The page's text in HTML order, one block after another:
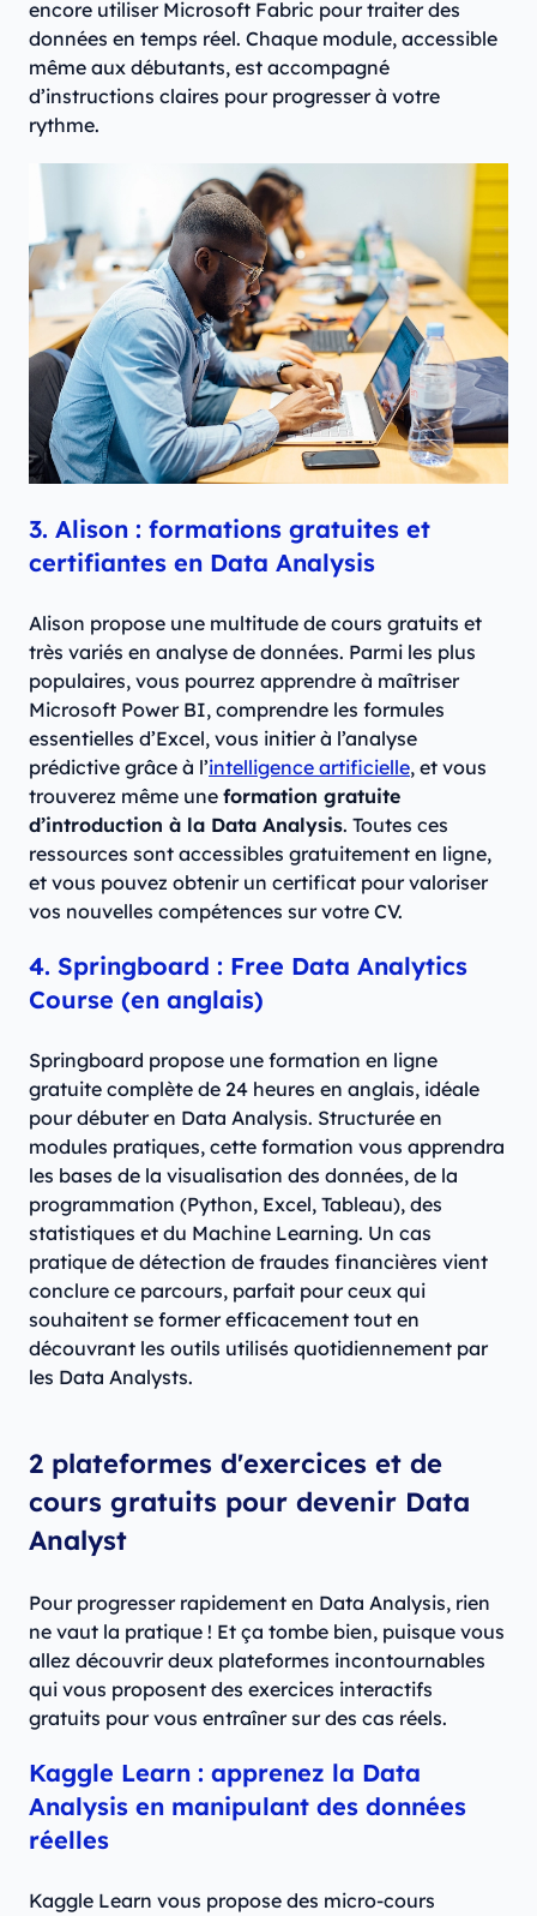
encore utiliser Microsoft Fabric pour traiter des
données en temps réel. Chaque module, accessible
même aux débutants, est accompagné
d’instructions claires pour progresser à votre
rythme.
3. Alison : formations gratuites et
certifiantes en Data Analysis
Alison propose une multitude de cours gratuits et
très variés en analyse de données. Parmi les plus
populaires, vous pourrez apprendre à maîtriser
Microsoft Power BI, comprendre les formules
essentielles d’Excel, vous initier à l’analyse
prédictive grâce à l’intelligence artificielle, et vous
trouverez même une formation gratuite
d’introduction à la Data Analysis. Toutes ces
ressources sont accessibles gratuitement en ligne,
et vous pouvez obtenir un certificat pour valoriser
vos nouvelles compétences sur votre CV.
4. Springboard : Free Data Analytics
Course (en anglais)
Springboard propose une formation en ligne
gratuite complète de 24 heures en anglais, idéale
pour débuter en Data Analysis. Structurée en
modules pratiques, cette formation vous apprendra
les bases de la visualisation des données, de la
programmation (Python, Excel, Tableau), des
statistiques et du Machine Learning. Un cas
pratique de détection de fraudes financières vient
conclure ce parcours, parfait pour ceux qui
souhaitent se former efficacement tout en
découvrant les outils utilisés quotidiennement par
les Data Analysts.
2 plateformes d'exercices et de
cours gratuits pour devenir Data
Analyst
Pour progresser rapidement en Data Analysis, rien
ne vaut la pratique ! Et ça tombe bien, puisque vous
allez découvrir deux plateformes incontournables
qui vous proposent des exercices interactifs
gratuits pour vous entraîner sur des cas réels.
Kaggle Learn : apprenez la Data
Analysis en manipulant des données
réelles
Kaggle Learn vous propose des micro-cours